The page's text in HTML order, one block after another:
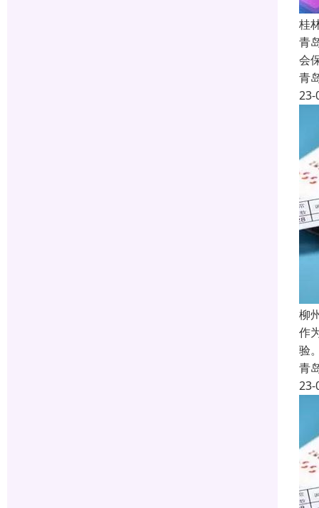
桂
青
会
青
23-
柳
作
验
青
23-